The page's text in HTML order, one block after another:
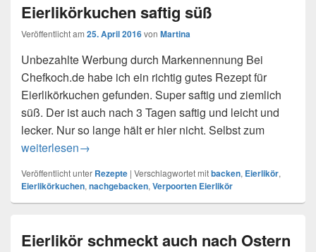
Eierlikörkuchen saftig süß
Veröffentlicht am 25. April 2016von Martina
Unbezahlte Werbung durch Markennennung Bei
Chefkoch.de habe ich ein richtig gutes Rezept für
Eierlikörkuchen gefunden. Super saftig und ziemlich
süß. Der ist auch nach 3 Tagen saftig und leicht und
lecker. Nur so lange hält er hier nicht. Selbst zum
Eierlikörkuchen saftig süß
weiterlesen→
Veröffentlicht unter Rezepte | Verschlagwortet mitbacken, Eierlikör,
Eierlikörkuchen, nachgebacken, Verpoorten Eierlikör
Eierlikör schmeckt auch nach Ostern